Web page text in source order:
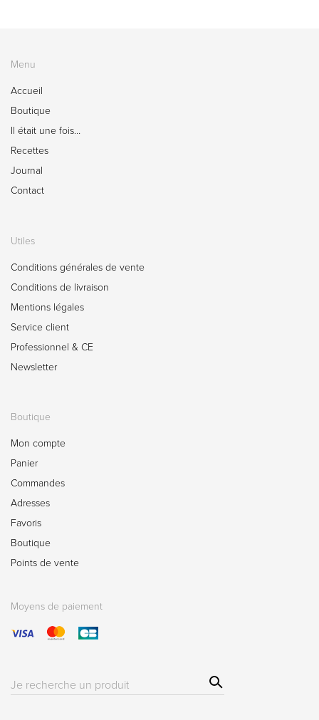
Menu
Accueil
Boutique
Il était une fois…
Recettes
Journal
Contact
Utiles
Conditions générales de vente
Conditions de livraison
Mentions légales
Service client
Professionnel & CE
Newsletter
Boutique
Mon compte
Panier
Commandes
Adresses
Favoris
Boutique
Points de vente
Moyens de paiement
Résultat(s)
Sear
ch